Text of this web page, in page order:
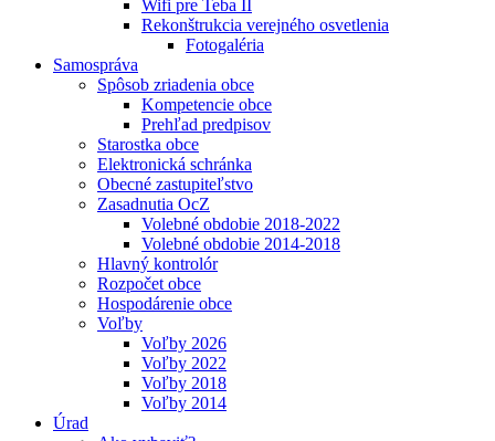
Wifi pre Teba II
Rekonštrukcia verejného osvetlenia
Fotogaléria
Samospráva
Spôsob zriadenia obce
Kompetencie obce
Prehľad predpisov
Starostka obce
Elektronická schránka
Obecné zastupiteľstvo
Zasadnutia OcZ
Volebné obdobie 2018-2022
Volebné obdobie 2014-2018
Hlavný kontrolór
Rozpočet obce
Hospodárenie obce
Voľby
Voľby 2026
Voľby 2022
Voľby 2018
Voľby 2014
Úrad